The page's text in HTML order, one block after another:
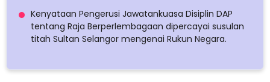
Kenyataan Pengerusi Jawatankuasa Disiplin DAP
tentang Raja Berperlembagaan dipercayai susulan
titah Sultan Selangor mengenai Rukun Negara.